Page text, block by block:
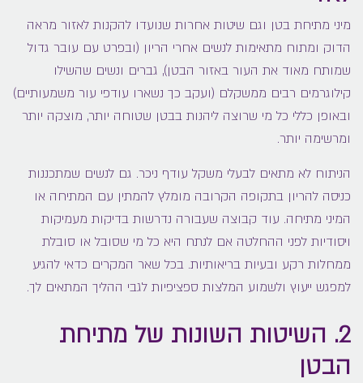
מיני מתיחת בטן וגם שיטות אחרות שנועדו להקנות לאזור מראה
הדוק ומתוח מתאימות לנשים אחרי הריון (ובפרט עם עובר גדול
שמותח מאוד את העור באזור הבטן), גברים ונשים שהשילו
קילוגרמים רבים ממשקלם (ועקב כך נשארו עודפי עור משמעותיים)
ובאופן כללי כל מי שרוצה ליהנות בבטן שטוחה יותר, מוצקה יותר
ומרשימה יותר.
הניתוח לא מתאים לבעלי משקל עודף ניכר. גם לנשים שמתכננות
כניסה להריון בתקופה הקרובה מומלץ להמתין עם המתיחה או
המיני מתיחה. עוד קבוצה שעבורה נדרשות בדיקות מעמיקות
ויסודיות לפני ההחלטה אם לנתח היא כל מי שסובל או סובלת
ממחלות רקע ובעיות בריאותיות. בכל שאר המקרים כדאי להגיע
למפגש ייעוץ ולשמוע המלצות ספציפיות לגבי ההליך המתאים לך.
2. השיטות השונות של מתיחת
הבטן